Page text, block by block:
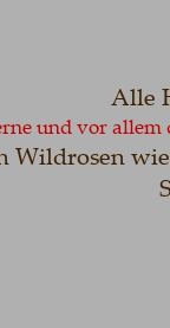
Alle
und vor allem
Wildrosen